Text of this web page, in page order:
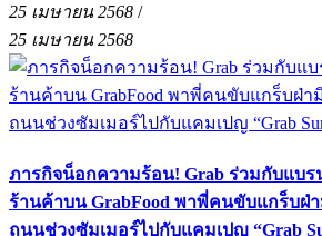
25 เมษายน 2568 /
25 เมษายน 2568
ภารกิจน็อกความร้อน! Grab ร่วมกับแบร
ร้านค้าบน GrabFood พาพี่คนขับแกร็บฝ่
ถนนช่วงซัมเมอร์ไปกับแคมเปญ “Grab